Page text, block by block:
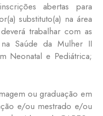
abertas para
substituto(a) na área
trabalhar com as
Saúde da Mulher II
Neonatal e Pediátrica;
ou graduação em
e/ou mestrado e/ou